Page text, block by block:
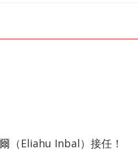
（Eliahu Inbal）接任！